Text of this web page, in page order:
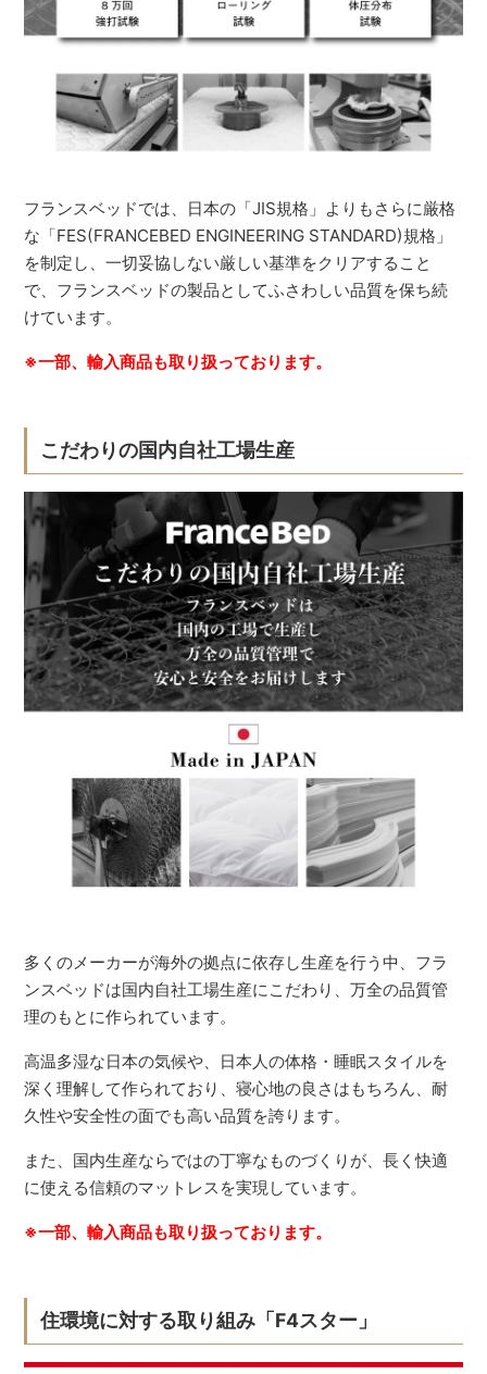
フランスベッドでは、日本の「JIS規格」よりもさらに厳格
な「FES(FRANCEBED ENGINEERING STANDARD)規格」
を制定し、一切妥協しない厳しい基準をクリアすること
で、フランスベッドの製品としてふさわしい品質を保ち続
けています。
※一部、輸入商品も取り扱っております。
こだわりの国内自社工場生産
多くのメーカーが海外の拠点に依存し生産を行う中、フラ
ンスベッドは国内自社工場生産にこだわり、万全の品質管
理のもとに作られています。
高温多湿な日本の気候や、日本人の体格・睡眠スタイルを
深く理解して作られており、寝心地の良さはもちろん、耐
久性や安全性の面でも高い品質を誇ります。
また、国内生産ならではの丁寧なものづくりが、長く快適
に使える信頼のマットレスを実現しています。
※一部、輸入商品も取り扱っております。
住環境に対する取り組み「F4スター」